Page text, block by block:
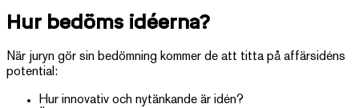
Hur bedömsidéerna?
När juryn gör sin bedömning kommer de att titta på affärsidéns
potential:
Hur innovativ och nytänkande är idén?